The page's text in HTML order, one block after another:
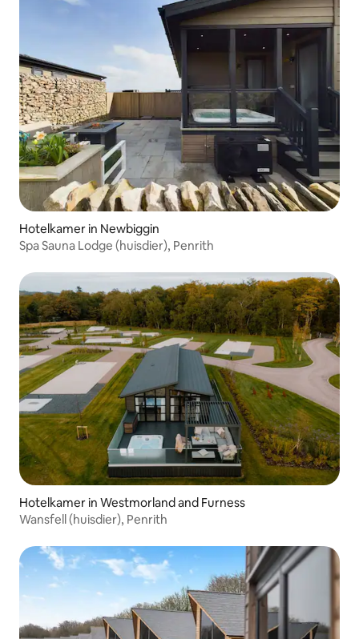
Hotelkamer in Newbiggin
Spa Sauna Lodge (huisdier), Penrith
Hotelkamer in Westmorland and Furness
Wansfell (huisdier), Penrith